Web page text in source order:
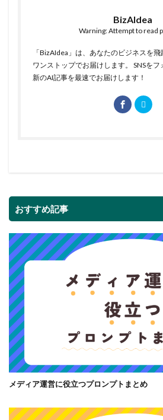
BizAIdea
Warning: Attempt to read
「BizAIdea」は、あなたのビジネスを
ワンストップでお届けします。 SNSを
新のAI記事を最速でお届けします！
おすすめ記事
メディア運営に役立つプロンプトまとめ